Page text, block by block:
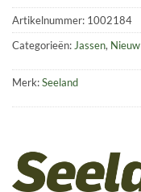
Artikelnummer: 1002184
Categorieën:Jassen, Nieuw
Merk:Seeland